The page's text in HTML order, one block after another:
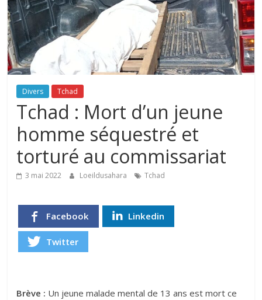
Divers Tchad
Tchad : Mort d’un jeune
homme séquestré et
torturé au commissariat
3 mai 2022 Loeildusahara Tchad
Facebook Linkedin
Twitter
Brève : Un jeune malade mental de 13 ans est mort ce